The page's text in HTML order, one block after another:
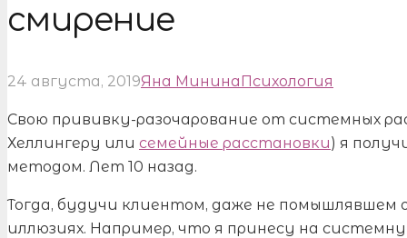
смирение
24 августа, 2019Яна МининаПсихология
Свою прививку-разочарование от системных
Хеллингеру или семейные расстановки) я
методом. Лет 10 назад.
Тогда, будучи клиентом, даже не помышлявшем
иллюзиях. Например, что я принесу на